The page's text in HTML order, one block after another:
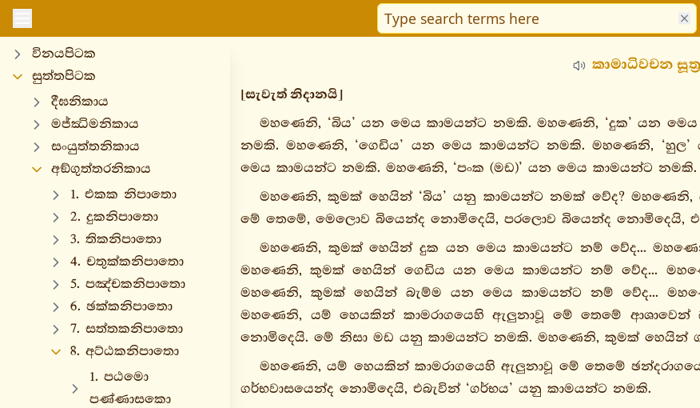
විනයපිටක
සුත්තපිටක
දීඝනිකාය
මජ්ඣිමනිකාය
සංයුත්තනිකාය
අඞ්ගුත්තරනිකාය
1. එකක නිපාතො
2. දුකනිපාතො
3. තිකනිපාතො
4. චතුක්කනිපාතො
5. පඤ්චකනිපාතො
6. ඡක්කනිපාතො
7. සත්තකනිපාතො
8. අට්ඨකනිපාතො
1. පඨමො
පණ්ණාසකො
කාමාධිවචන
[සැවැත් නිදානයි]
මහණෙනි, ‘බිය’ යන මෙය කාමයන්ට නමකි. මහණෙනි, ‘දුක’ යන
නමකි. මහණෙනි, ‘ගෙඩිය’ යන මෙය කාමයන්ට නමකි. මහණෙනි, ‘හුල’
මෙය කාමයන්ට නමකි. මහණෙනි, ‘පංක (මඩ)’ යන මෙය කාමයන්ට
මහණෙනි, කුමක් හෙයින් ‘බිය’ යනු කාමයන්ට නමක් වේද? මහණෙනි,
මේ තෙමේ, මෙලොව බියෙන්ද නොමිදෙයි, පරලොව බියෙන්ද නොමිදෙයි,
මහණෙනි, කුමක් හෙයින් දුක යන මෙය කාමයන්ට නම් වේද...
මහණෙනි, කුමක් හෙයින් ගෙඩිය යන මෙය කාමයන්ට නම් වේද...
මහණෙනි, කුමක් හෙයින් බැම්ම යන මෙය කාමයන්ට නම් වේද...
මහණෙනි, යම් හෙයකින් කාමරාගයෙහි ඇලුනාවූ මේ තෙමේ
නොමිදෙයි. මේ නිසා මඩ යනු කාමයන්ට නමකි. මහණෙනි, කුමක් හෙයින්
මහණෙනි, යම් හෙයකින් කාමරාගයෙහි ඇලුනාවූ මේ තෙමේ
ගර්භවාසයෙන්ද නොමිදෙයි, එබැවින් ‘ගර්භය’ යනු කාමයන්ට නමකි.